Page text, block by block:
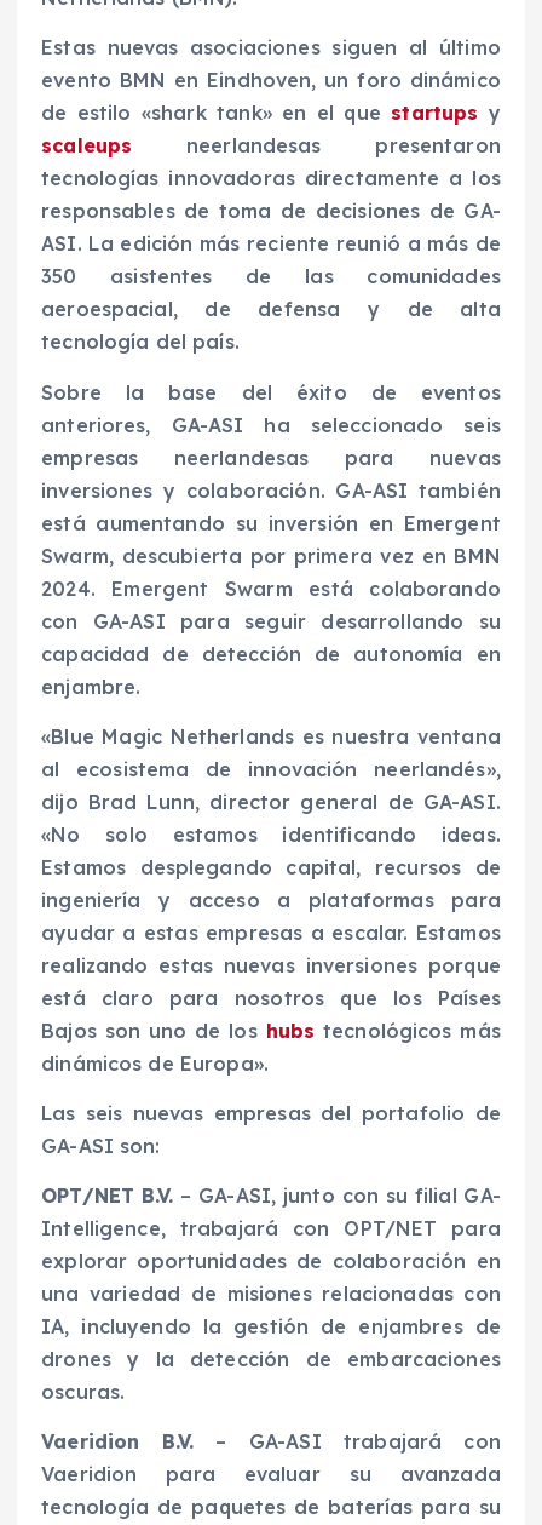
Estas nuevas asociaciones siguen al último
evento BMN en Eindhoven, un foro dinámico
de estilo «shark tank» en el que startups y
scaleups neerlandesas presentaron
tecnologías innovadoras directamente a los
responsables de toma de decisiones de GA-
ASI. La edición más reciente reunió a más de
350 asistentes de las comunidades
aeroespacial, de defensa y de alta
tecnología del país.
Sobre la base del éxito de eventos
anteriores, GA-ASI ha seleccionado seis
empresas neerlandesas para nuevas
inversiones y colaboración. GA-ASI también
está aumentando su inversión en Emergent
Swarm, descubierta por primera vez en BMN
2024. Emergent Swarm está colaborando
con GA-ASI para seguir desarrollando su
capacidad de detección de autonomía en
enjambre.
«Blue Magic Netherlands es nuestra ventana
al ecosistema de innovación neerlandés»,
dijo Brad Lunn, director general de GA-ASI.
«No solo estamos identificando ideas.
Estamos desplegando capital, recursos de
ingeniería y acceso a plataformas para
ayudar a estas empresas a escalar. Estamos
realizando estas nuevas inversiones porque
está claro para nosotros que los Países
Bajos son uno de los hubs tecnológicos más
dinámicos de Europa».
Las seis nuevas empresas del portafolio de
GA-ASI son:
OPT/NET B.V. – GA-ASI, junto con su filial GA-
Intelligence, trabajará con OPT/NET para
explorar oportunidades de colaboración en
una variedad de misiones relacionadas con
IA, incluyendo la gestión de enjambres de
drones y la detección de embarcaciones
oscuras.
Vaeridion B.V. – GA-ASI trabajará con
Vaeridion para evaluar su avanzada
tecnología de paquetes de baterías para su